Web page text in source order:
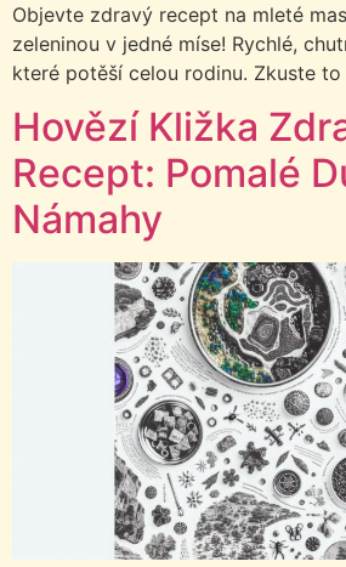
Objevte zdravý recept na mleté
zeleninou v jedné míse! Rychlé,
které potěší celou rodinu. Zkuste to
Hovězí Kližka
Recept: Pomalé
Námahy